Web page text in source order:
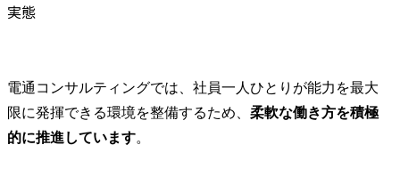
実態
電通コンサルティングでは、社員一人ひとりが能力を最大
限に発揮できる環境を整備するため、 柔軟な働き方を積極
的に推進しています。